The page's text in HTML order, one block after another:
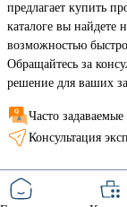
предлагает купить
каталоге вы найдете
возможностью
Обращайтесь за
решение для ваших
Часто
Консультация